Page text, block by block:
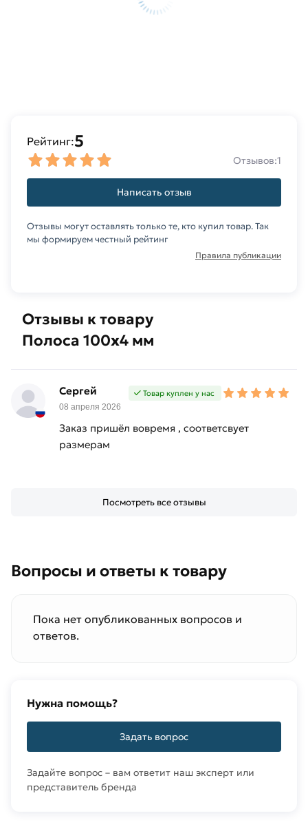
Отзывы к товару
Полоса 100х4 мм
Сергей
08 апреля 2026
Товар куплен у нас
Заказ пришёл вовремя , соответсвует
размерам
Посмотреть все отзывы
Рейтинг:5
Отзывов:1
Написать отзыв
Отзывы могут оставлять только те, кто купил товар. Так
мы формируем честный рейтинг
Правила публикации
Вопросы и ответы к товару
Пока нет опубликованных вопросов и
ответов.
Нужна помощь?
Задать вопрос
Задайте вопрос – вам ответит наш эксперт или
представитель бренда